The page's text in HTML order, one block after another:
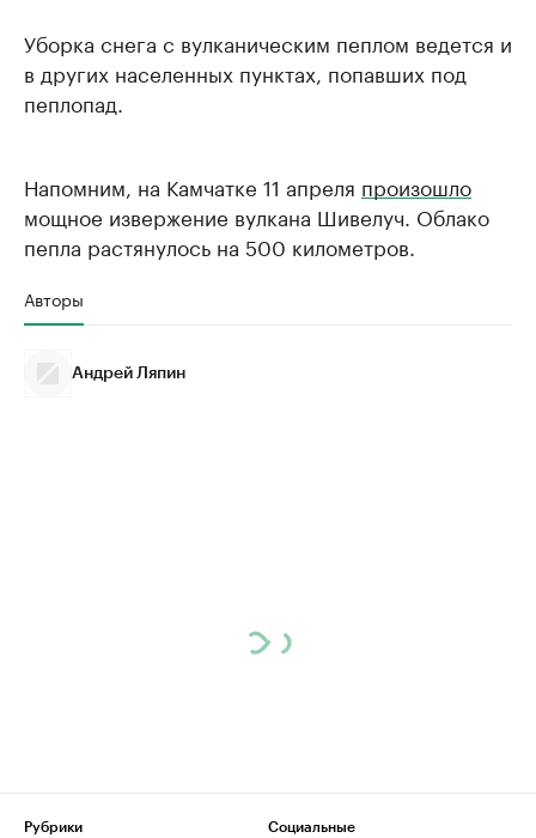
Уборка снега с вулканическим пеплом ведется и
в других населенных пунктах, попавших под
пеплопад.
Напомним, на Камчатке 11 апреля произошло
мощное извержение вулкана Шивелуч. Облако
пепла растянулось на 500 километров.
Авторы
Андрей Ляпин
Рубрики
Социальные